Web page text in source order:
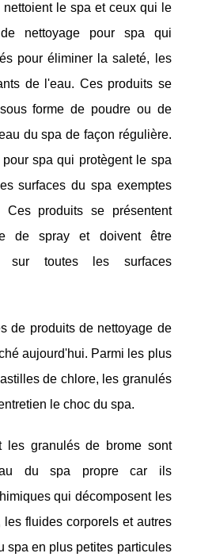
le spa et ceux qui le
nettoyage pour spa qui
pour éliminer la saleté, les
de l'eau. Ces produits se
forme de poudre ou de
du spa de façon régulière.
spa qui protègent le spa
surfaces du spa exemptes
produits se présentent
de spray et doivent être
sur toutes les surfaces
de produits de nettoyage de
aujourd'hui. Parmi les plus
de chlore, les granulés
le choc du spa.
les granulés de brome sont
du spa propre car ils
qui décomposent les
fluides corporels et autres
spa en plus petites particules